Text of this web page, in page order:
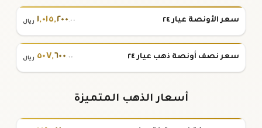
سعر الأونصة عيار ٢٤ ١,٠١٥,٢٠٠.٠٠ ريال
سعر نصف أونصة ذهب عيار ٢٤ ٥٠٧,٦٠٠.٠٠ ريال
أسعار الذهب المتميزة